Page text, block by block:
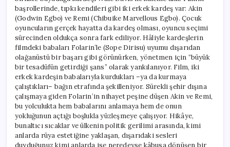
başrollerinde, tıpkı kendileri gibi iki erkek kardeş var: Akin
(Godwin Egbo) ve Remi (Chibuike Marvellous Egbo). Çocuk
oyuncuların gerçek hayatta da kardeş olması, oyuncu seçimi
sürecinden oldukça sonra fark ediliyor. Hâliyle kardeşlerin
filmdeki babaları Folarin’le (Sope Dirisu) uyumu dışarıdan
olağanüstü bir başarı gibi görünürken, yönetmen için “büyük
bir tesadüfün getirdiği şans” olarak yankılanıyor. Film, iki
erkek kardeşin babalarıyla kurdukları –ya da kurmaya
çalıştıkları– bağın etrafında şekilleniyor. Sürekli şehir dışına
çalışmaya giden Folarin’in nihayet peşine düşen Akin ve Remi,
bu yolculukta hem babalarını anlamaya hem de onun
yokluğunun açtığı boşlukla yüzleşmeye çalışıyor. Hikâye,
bunaltıcı sıcaklar ve ülkenin politik gerilimi arasında, kimi
anlarda rüya estetiğine yaklaşan, dışarıdaki sesleri
duyduğunuz kimi anlarda ise neredeyse kâbusa dönüşen bir